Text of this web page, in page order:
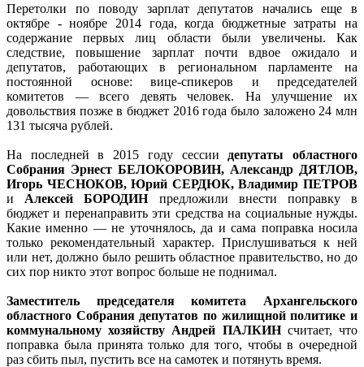
Перетолки по поводу зарплат депутатов начались еще в
октябре - ноябре 2014 года, когда бюджетные затраты на
содержание первых лиц области были увеличены. Как
следствие, повышение зарплат почти вдвое ожидало и
депутатов, работающих в региональном парламенте на
постоянной основе: вице-спикеров и председателей
комитетов — всего девять человек. На улучшение их
довольствия позже в бюджет 2016 года было заложено 24 млн
131 тысяча рублей.
На последней в 2015 году сессии депутаты областного
Собрания Эрнест БЕЛОКОРОВИН, Александр ДЯТЛОВ,
Игорь ЧЕСНОКОВ, Юрий СЕРДЮК, Владимир ПЕТРОВ
и Алексей БОРОДИНпредложили внести поправку в
бюджет и перенаправить эти средства на социальные нужды.
Какие именно — не уточнялось, да и сама поправка носила
только рекомендательный характер. Прислушиваться к ней
или нет, должно было решить областное правительство, но до
сих пор никто этот вопрос больше не поднимал.
Заместитель председателя комитета Архангельского
областного Собрания депутатов по жилищной политике и
коммунальному хозяйству Андрей ПАЛКИНсчитает, что
поправка была принята только для того, чтобы в очередной
раз сбить пыл, пустить все на самотек и потянуть время.